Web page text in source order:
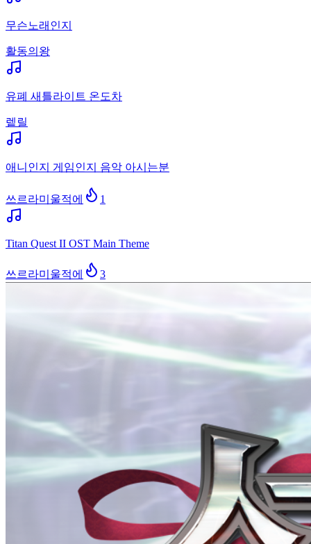
무슨노래인지
활동의왕
유폐 새틀라이트 온도차
렡릴
애니인지 게임인지 음악 아시는분
쓰르라미울적에 1
Titan Quest II OST Main Theme
쓰르라미울적에 3